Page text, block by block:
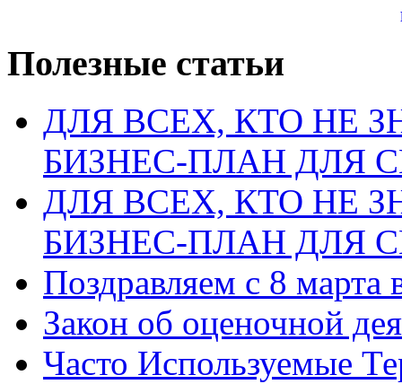
Полезные статьи
ДЛЯ ВСЕХ, КТО НЕ
БИЗНЕС-ПЛАН ДЛЯ
ДЛЯ ВСЕХ, КТО НЕ
БИЗНЕС-ПЛАН ДЛЯ
Поздравляем с 8
Закон об оценочной
Часто Используемые